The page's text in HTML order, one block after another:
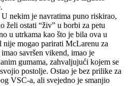
nekim je navratima puno riskirao,
želi ostati “živ” u borbi za petu
u utrkama kao što je bila ova u
mogao parirati McLarenu za
savršen vikend, imao je
gumama, zahvaljujući kojem se
postolje. Ostao je bez prilike za
VSC-a, ali svejedno je smanjio